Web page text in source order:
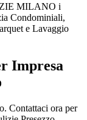
MILANO i
Condominiali,
e Lavaggio
Impresa